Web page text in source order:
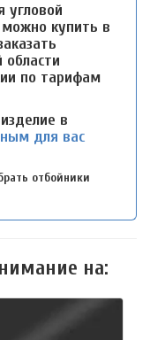
угловой
купить в
области
по тарифам
в
для вас
отбойники
на: